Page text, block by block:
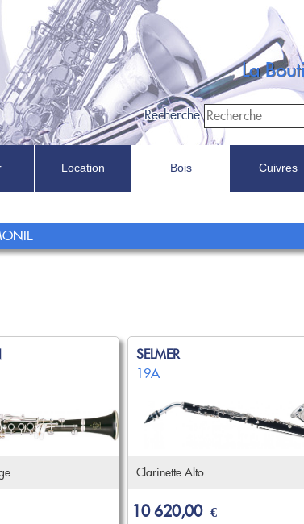
La
Recherche
Location Bois Cuivres
Recherche
Dans
SELMER
19A
Clarinette Alto
10 620,00 €